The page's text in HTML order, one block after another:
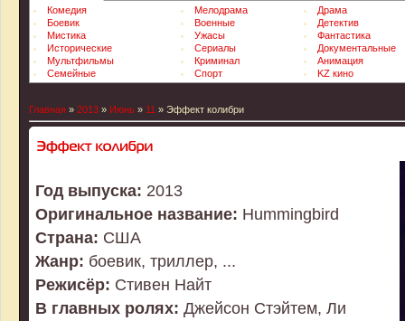
Комедия Мелодрама
Драма
Боевик
Военные
Детектив
Мистика
Ужасы
Фантастика
Исторические
Сериалы
Документальные
Мультфильмы
Криминал
Анимация
Семейные
Спорт KZ кино
Главная » 2013 » Июнь » 11 » Эффект колибри
Год выпуска: 2013
Оригинальное название: Hummingbird
Страна: США
Жанр: боевик, триллер, ...
Режисёр: Стивен Найт
В главных ролях: Джейсон Стэйтем, Ли